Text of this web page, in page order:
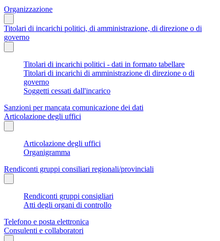
Organizzazione
Titolari di incarichi politici, di amministrazione, di direzione o di
governo
Titolari di incarichi politici - dati in formato tabellare
Titolari di incarichi di amministrazione di direzione o di
governo
Soggetti cessati dall'incarico
Sanzioni per mancata comunicazione dei dati
Articolazione degli uffici
Articolazione degli uffici
Organigramma
Rendiconti gruppi consiliari regionali/provinciali
Rendiconti gruppi consigliari
Atti degli organi di controllo
Telefono e posta elettronica
Consulenti e collaboratori